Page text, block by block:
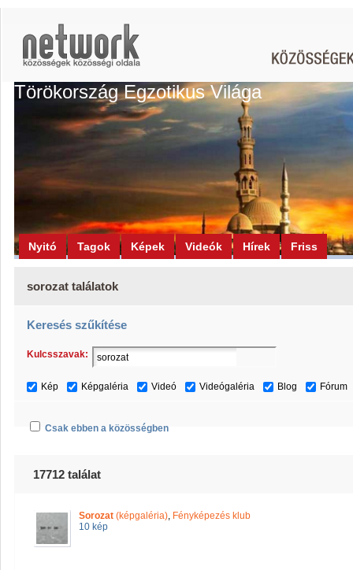
Törökország Egzotikus Világa
Nyitó Tagok Képek Videók Hírek Friss
sorozat találatok
Keresés szűkítése
Kulcsszavak:
Kép Képgaléria Videó Videógaléria Blog Fórum
Csak ebben a közösségben
17712 találat
Sorozat (képgaléria), Fényképezés klub
10 kép